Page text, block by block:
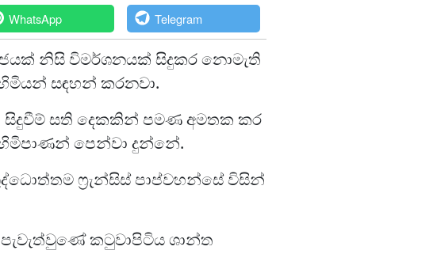
WhatsApp Telegram
නිසි විමර්ශනයක් සිදුකර නොමැති
සඳහන් කරනවා.
සිදුවීම් සති දෙකකින් පමණ අමතක කර
හිමිපාණන් පෙන්වා දුන්නේ.
ෆ්‍රැන්සිස් පාප්වහන්සේ විසින්
පැවැත්වුණේ කටුවාපිටිය ශාන්ත